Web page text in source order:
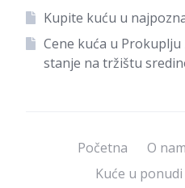
Kupite kuću u
Cene kuća u Prokuplju
stanje na tržištu
Početna O
Kuće u